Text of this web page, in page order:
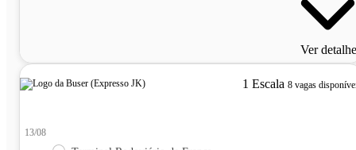
Ver
1 Escala 8 vagas
13/08